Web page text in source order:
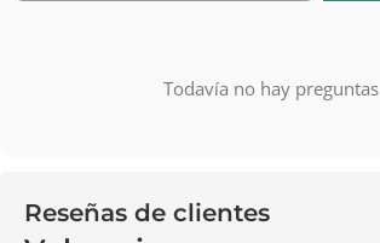
Todavía no hay preguntas
Reseñas de clientes